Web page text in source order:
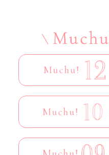
Muchu!
Muchu!